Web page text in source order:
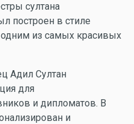
султана
построен в стиле
одним из самых красивых
Адил Султан
для
и дипломатов. В
и